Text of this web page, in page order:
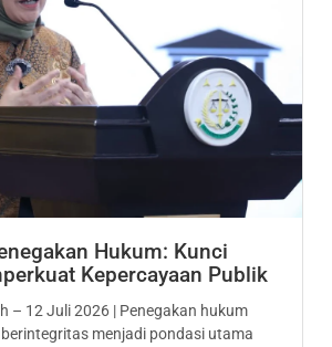
Hukum: Kunci
Kepercayaan Publik
– 12 Juli 2026 | Penegakan hukum
menjadi pondasi utama